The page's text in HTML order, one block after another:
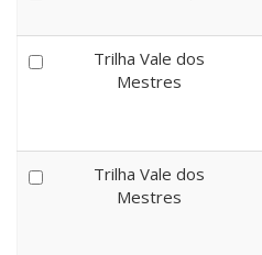
Trilha Vale dos
Mestres
Trilha Vale dos
Mestres